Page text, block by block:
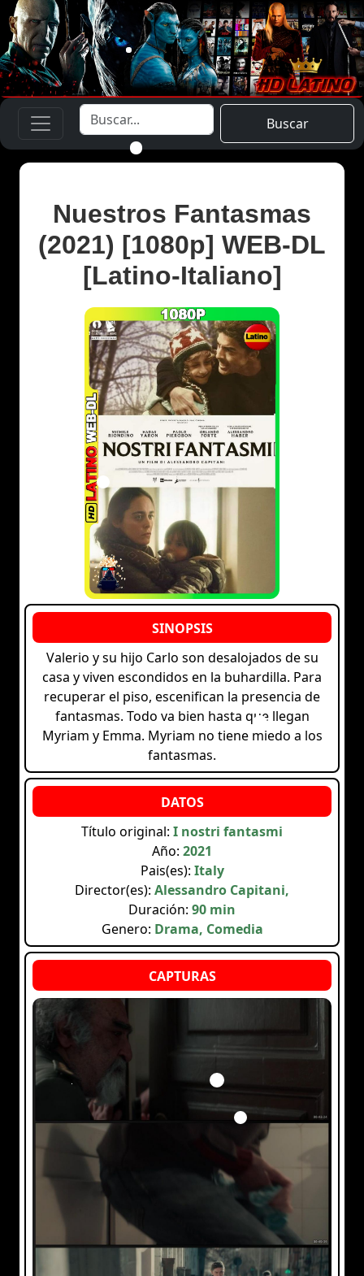
Buscar
Nuestros Fantasmas
(2021) [1080p] WEB-DL
[Latino-Italiano]
Valerio y su hijo Carlo son desalojados de su
casa y viven escondidos en la buhardilla. Para
recuperar el piso, escenifican la presencia de
fantasmas. Todo va bien hasta que llegan
Myriam y Emma. Myriam no tiene miedo a los
fantasmas.
Título original: I nostri fantasmi
Año: 2021
Pais(es): Italy
Director(es): Alessandro Capitani,
Duración: 90 min
Genero: Drama, Comedia